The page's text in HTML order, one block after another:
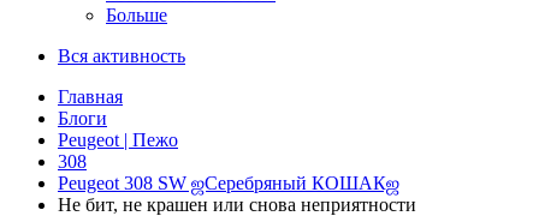
Больше
Вся активность
Главная
Блоги
Peugeot | Пежо
308
Peugeot 308 SW ஜСеребряный КОШАКஜ
Не бит, не крашен или снова неприятности